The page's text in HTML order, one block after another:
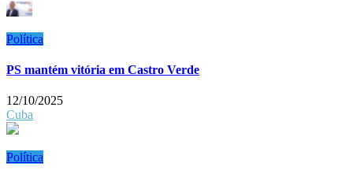
Política
PS mantém vitória em Castro Verde
12/10/2025
Cuba
Política